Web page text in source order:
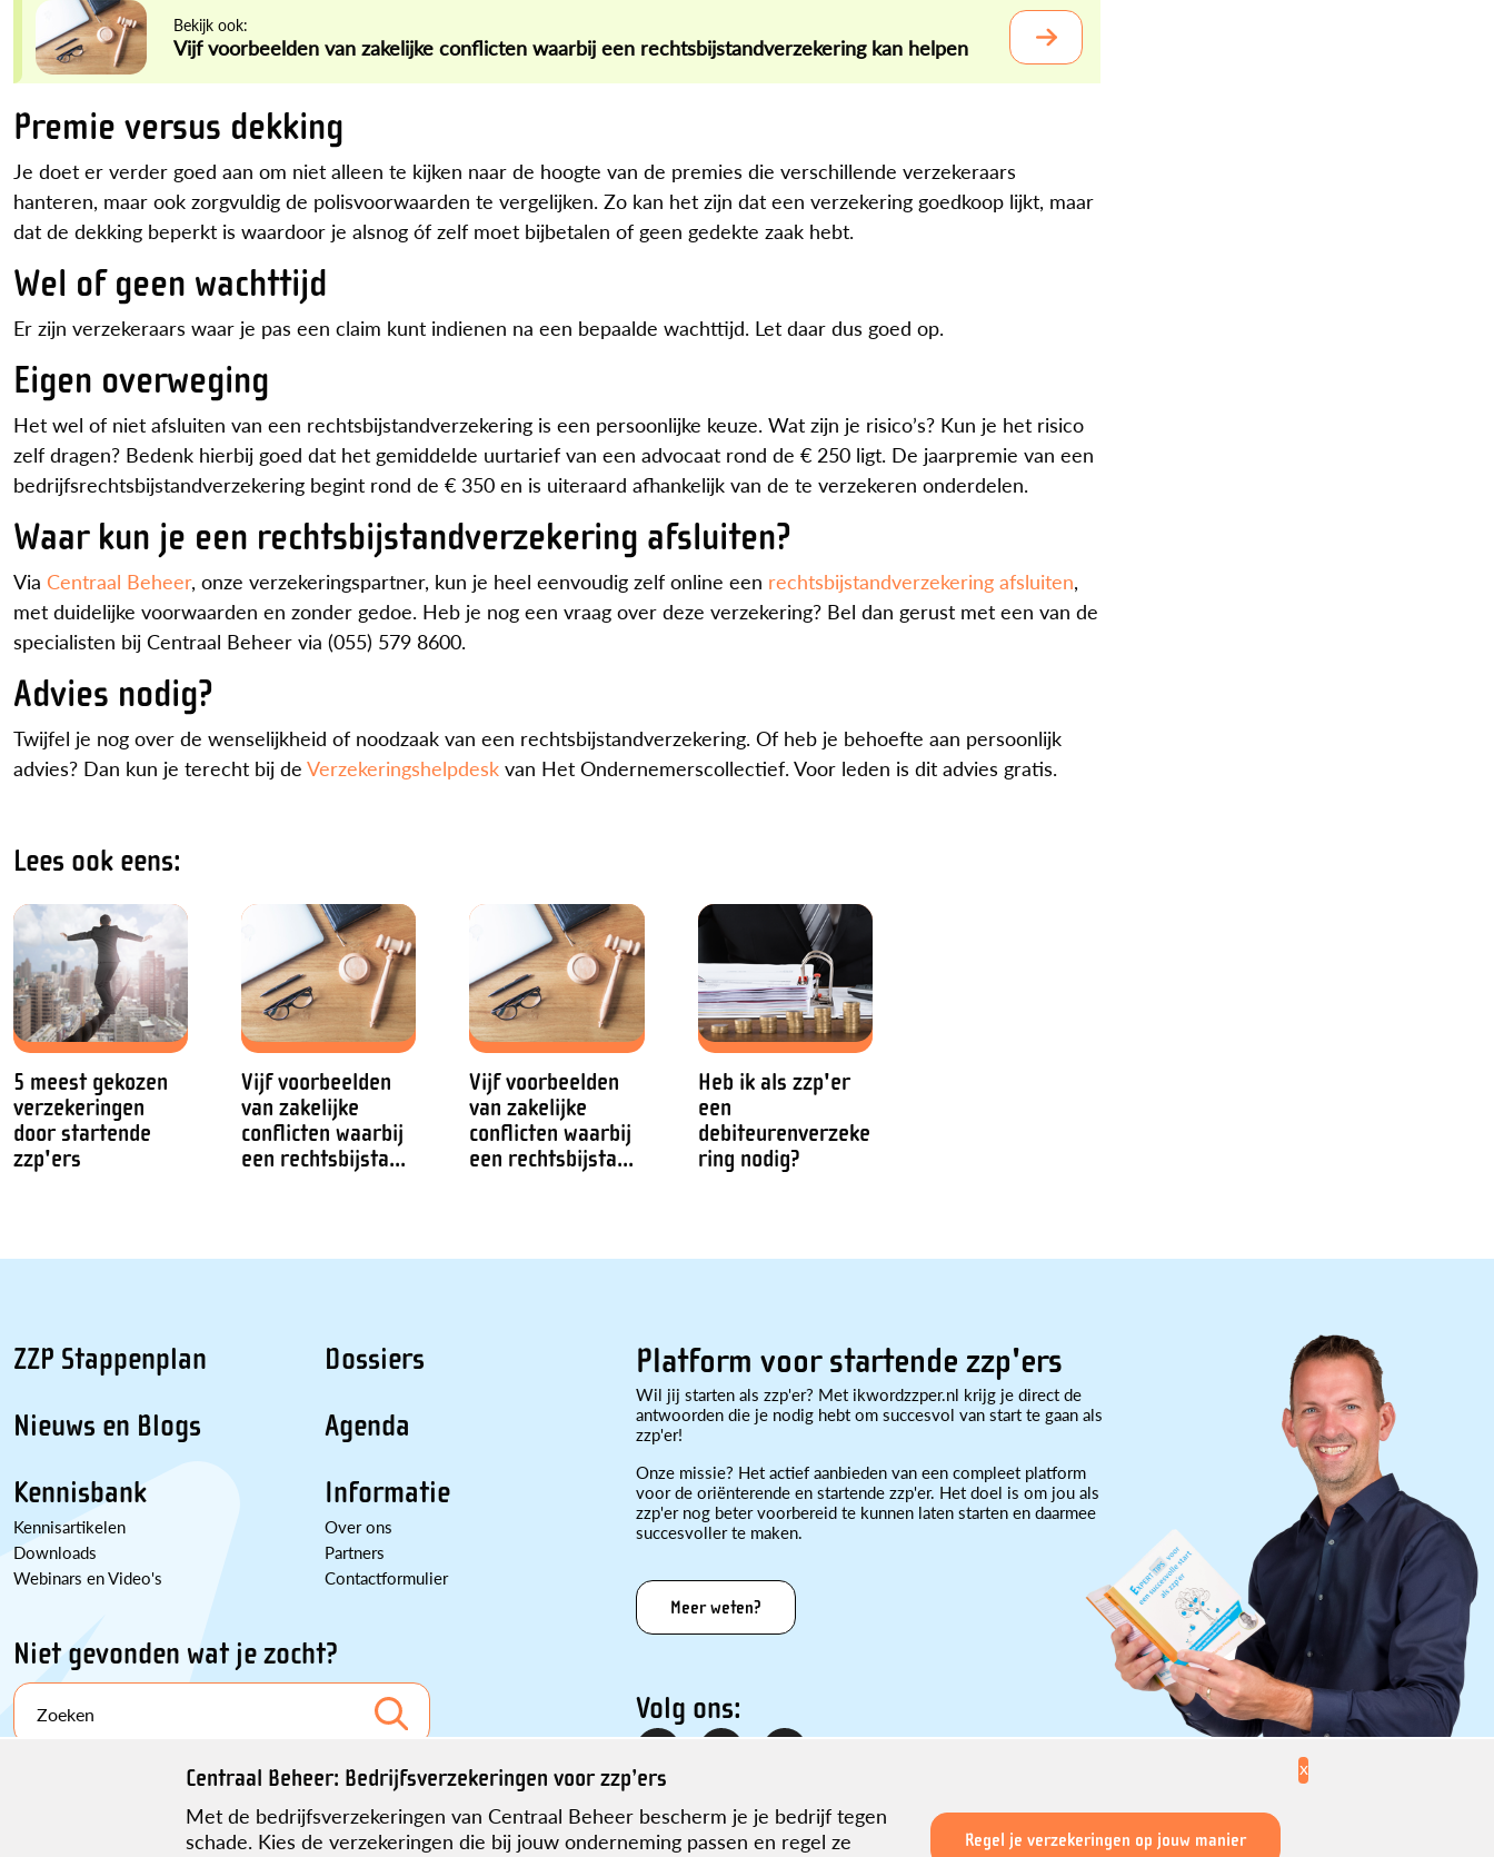
Bekijk ook:
Vijf voorbeelden van zakelijke conflicten waarbij een rechtsbijstandverzekering kan helpen
Premie versus dekking
Je doet er verder goed aan om niet alleen te kijken naar de hoogte van de premies die verschillende verzekeraars
hanteren, maar ook zorgvuldig de polisvoorwaarden te vergelijken. Zo kan het zijn dat een verzekering goedkoop lijkt, maar
dat de dekking beperkt is waardoor je alsnog óf zelf moet bijbetalen of geen gedekte zaak hebt.
Wel of geen wachttijd
Er zijn verzekeraars waar je pas een claim kunt indienen na een bepaalde wachttijd. Let daar dus goed op.
Eigen overweging
Het wel of niet afsluiten van een rechtsbijstandverzekering is een persoonlijke keuze. Wat zijn je risico’s? Kun je het risico
zelf dragen? Bedenk hierbij goed dat het gemiddelde uurtarief van een advocaat rond de € 250 ligt. De jaarpremie van een
bedrijfsrechtsbijstandverzekering begint rond de € 350 en is uiteraard afhankelijk van de te verzekeren onderdelen.
Waar kun je een rechtsbijstandverzekering afsluiten?
Via Centraal Beheer, onze verzekeringspartner, kun je heel eenvoudig zelf online een rechtsbijstandverzekering afsluiten,
met duidelijke voorwaarden en zonder gedoe. Heb je nog een vraag over deze verzekering? Bel dan gerust met een van de
specialisten bij Centraal Beheer via (055) 579 8600.
Advies nodig?
Twijfel je nog over de wenselijkheid of noodzaak van een rechtsbijstandverzekering. Of heb je behoefte aan persoonlijk
advies? Dan kun je terecht bij de Verzekeringshelpdesk van Het Ondernemerscollectief. Voor leden is dit advies gratis.
Lees ook eens:
5 meest gekozen
verzekeringen
door startende
zzp'ers
Vijf voorbeelden
van zakelijke
conflicten waarbij
een rechtsbijsta...
Vijf voorbeelden
van zakelijke
conflicten waarbij
een rechtsbijsta...
Heb ik als zzp'er
een
debiteurenverzeke
ring nodig?
ZZP Stappenplan
Nieuws en Blogs
Kennisbank
Kennisartikelen
Downloads
Webinars en Video's
Dossiers
Agenda
Informatie
Over ons
Partners
Contactformulier
Niet gevonden wat je zocht?
Zoeken
Platform voor startende zzp'ers
Wil jij starten als zzp'er? Met ikwordzzper.nl krijg je direct de
antwoorden die je nodig hebt om succesvol van start te gaan als
zzp'er!
Onze missie? Het actief aanbieden van een compleet platform
voor de oriënterende en startende zzp'er. Het doel is om jou als
zzp'er nog beter voorbereid te kunnen laten starten en daarmee
succesvoller te maken.
Meer weten?
Volg ons:
Centraal Beheer: Bedrijfsverzekeringen voor zzp’ers
Met de bedrijfsverzekeringen van Centraal Beheer bescherm je je bedrijf tegen
schade. Kies de verzekeringen die bij jouw onderneming passen en regel ze
Regel je verzekeringen op jouw manier
x